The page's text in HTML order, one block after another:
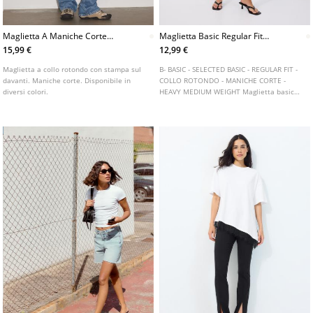
Maglietta A Maniche Corte
Con Stampa
15,99 €
Maglietta a collo rotondo con stampa sul
davanti. Maniche corte. Disponibile in
diversi colori.
Maglietta Basic Regular Fit
Morbida Al Tatto
12,99 €
B- BASIC - SELECTED BASIC - REGULAR FIT -
COLLO ROTONDO - MANICHE CORTE -
HEAVY MEDIUM WEIGHT Maglietta basic
maniche corte. Disponibile in vari colori.